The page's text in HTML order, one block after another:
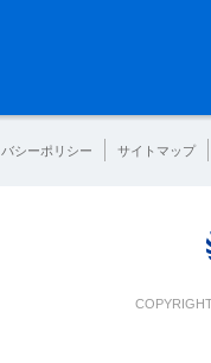
シーポリシー サイトマップ